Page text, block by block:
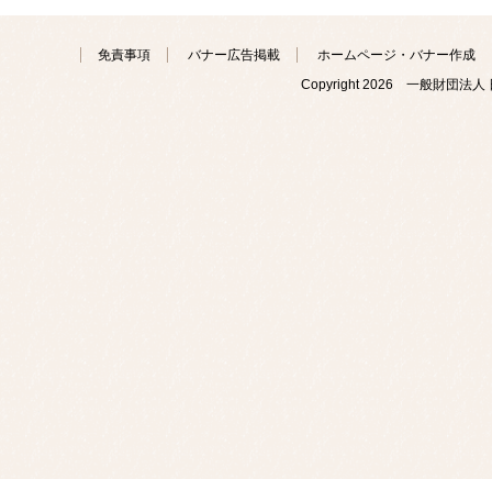
免責事項 バナー広告掲載
ホームページ・バナー作成
Copyright2026 一般財団法人